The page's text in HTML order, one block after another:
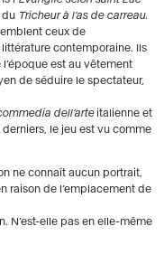
du Tricheur à l’as de carreau.
ceux de
contemporaine. Ils
est au vêtement
de séduire le spectateur,
dell’arte italienne et
le jeu est vu comme
ne connaît aucun portrait,
raison de l’emplacement de
N’est-elle pas en elle-même